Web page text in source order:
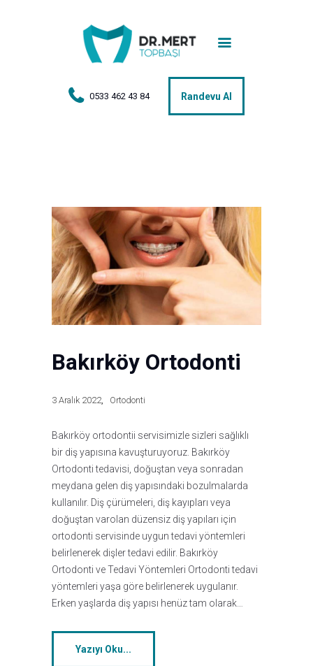
0533 462 43 84 Randevu Al
Anasayfa
Tedaviler
Hakkımda
İletişim
Bakırköy Ortodonti
3 Aralık 2022 Ortodonti
Bakırköy ortodontii servisimizle sizleri sağlıklı
bir diş yapısına kavuşturuyoruz. Bakırköy
Ortodonti tedavisi, doğuştan veya sonradan
meydana gelen diş yapısındaki bozulmalarda
kullanılır. Diş çürümeleri, diş kayıpları veya
doğuştan varolan düzensiz diş yapıları için
ortodonti servisinde uygun tedavi yöntemleri
belirlenerek dişler tedavi edilir. Bakırköy
Ortodonti ve Tedavi Yöntemleri Ortodonti tedavi
yöntemleri yaşa göre belirlenerek uygulanır.
Erken yaşlarda diş yapısı henüz tam olarak…
Yazıyı Oku...